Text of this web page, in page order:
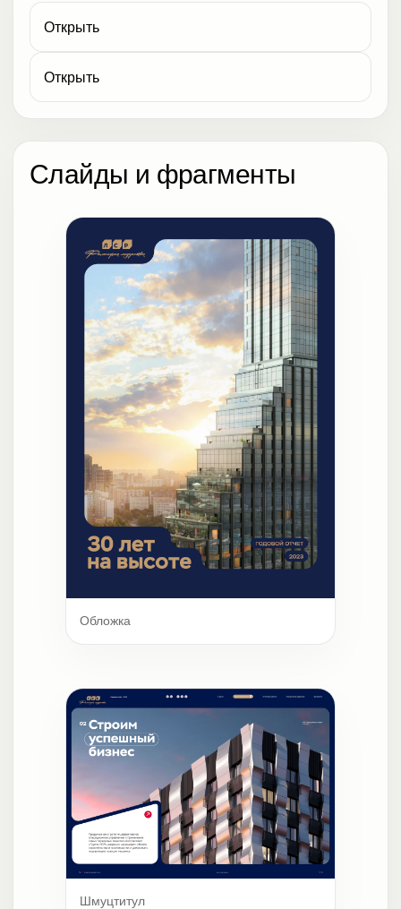
Открыть
Открыть
Слайды и фрагменты
Обложка
Шмуцтитул